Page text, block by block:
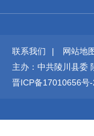
联系我们 |
网站地
主办：中共陵川县
晋ICP备17010656号-